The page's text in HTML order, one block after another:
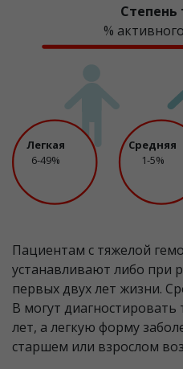
Степень
%
Легкая
6-49%
Средняя
1-5%
Пациентам с тяжелой
устанавливают либо при
первых двух лет жизни.
B могут диагностировать
лет, а легкую форму
старшем или взрослом